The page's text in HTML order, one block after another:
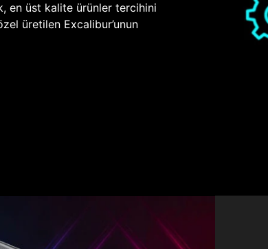
en üst kalite ürünler tercihini
üretilen Excalibur’unun